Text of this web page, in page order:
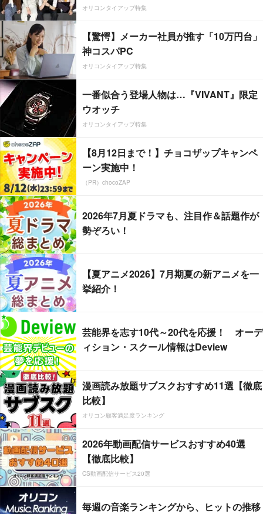
オリコンタイアップ特集
【驚愕】メーカー社員が推す「10万円台」
神コスパPC
オリコンタイアップ特集
一番似合う登場人物は…『VIVANT』限定
ウオッチ
オリコンタイアップ特集
【8月12日まで！】チョコザップキャンペ
ーン実施中！
（PR）chocoZAP
2026年7月夏ドラマも、注目作＆話題作が
勢ぞろい！
【夏アニメ2026】7月期夏の新アニメを一
挙紹介！
芸能界を志す10代～20代を応援！ オーデ
ィション・スクール情報はDeview
漫画読み放題サブスクおすすめ11選【徹底
比較】
オリコン顧客満足度ランキング
2026年動画配信サービスおすすめ40選
【徹底比較】
CS動画配信サービス20選
毎週の音楽ランキングから、ヒットの推移